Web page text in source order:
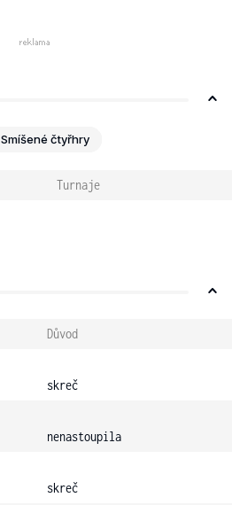
Smíšené čtyřhry
Turnaje
Důvod
skreč
nenastoupila
skreč